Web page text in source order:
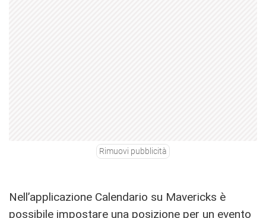
Rimuovi pubblicità
Nell’applicazione Calendario su Mavericks è
possibile impostare una posizione per un evento